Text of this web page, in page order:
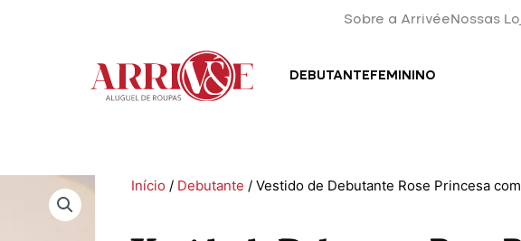
Sobre a Arrivée Nossas
DEBUTANTE FEMININO
Início / Debutante / Vestido de Debutante Rose Princesa